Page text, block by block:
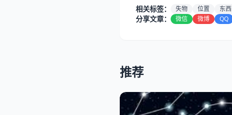
相关标签： 失物 位置 东西
分享文章： 微信 微博 QQ
推荐